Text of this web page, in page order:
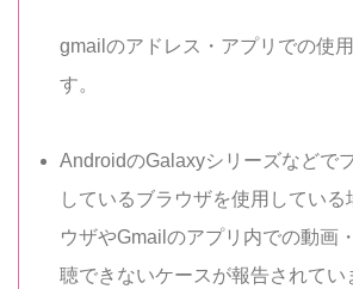
gmailのアドレス・アプリでの使
す。
AndroidのGalaxyシリーズなどで
しているブラウザを使用している
ウザやGmailのアプリ内での動画
聴できないケースが報告されてい